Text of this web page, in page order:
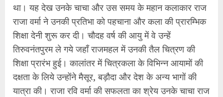
था। यह देख उनके चाचा और उस समय के महान कलाकार राज
राजा वर्मा ने उनकी प्रतिभा को पहचाना और कला की प्रारम्भिक
शिक्षा देनी शुरू कर दी। चौदह वर्ष की आयु में वे उन्हें
तिरुवनंतपुरम ले गये जहाँ राजमहल में उनकी तैल चित्रण की
शिक्षा प्रारंभ हुई। कालांतर में चित्रकला के विभिन्न आयामों की
दक्षता के लिये उन्होंने मैसूर, बड़ौदा और देश के अन्य भागों की
यात्रा की। राजा रवि वर्मा की सफलता का श्रेय उनके चाचा राज